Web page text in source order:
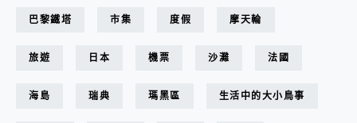
巴黎鐵塔 市集 度假 摩天輪
旅遊 日本 機票 沙灘 法國
海島 瑞典 瑪黑區 生活中的大小鳥事